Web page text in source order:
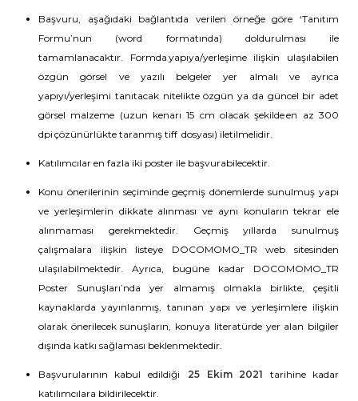
Başvuru, aşağıdaki bağlantıda verilen örneğe göre ‘Tanıtım
Formu’nun (word formatında) doldurulması ile
tamamlanacaktır. Formda yapıya/yerleşime ilişkin ulaşılabilen
özgün görsel ve yazılı belgeler yer almalı ve ayrıca
yapıyı/yerleşimi tanıtacak nitelikte özgün ya da güncel bir adet
görsel malzeme (uzun kenarı 15 cm olacak şekilde en az 300
dpi çözünürlükte taranmış tiff dosyası) iletilmelidir.
Katılımcılar en fazla iki poster ile başvurabilecektir.
Konu önerilerinin seçiminde geçmiş dönemlerde sunulmuş yapı
ve yerleşimlerin dikkate alınması ve aynı konuların tekrar ele
alınmaması gerekmektedir. Geçmiş yıllarda sunulmuş
çalışmalara ilişkin listeye DOCOMOMO_TR web sitesinden
ulaşılabilmektedir. Ayrıca, bugüne kadar DOCOMOMO_TR
Poster Sunuşları’nda yer almamış olmakla birlikte, çeşitli
kaynaklarda yayınlanmış, tanınan yapı ve yerleşimlere ilişkin
olarak önerilecek sunuşların, konuya literatürde yer alan bilgiler
dışında katkı sağlaması beklenmektedir.
Başvurularının kabul edildiği 25 Ekim 2021 tarihine kadar
katılımcılara bildirilecektir.